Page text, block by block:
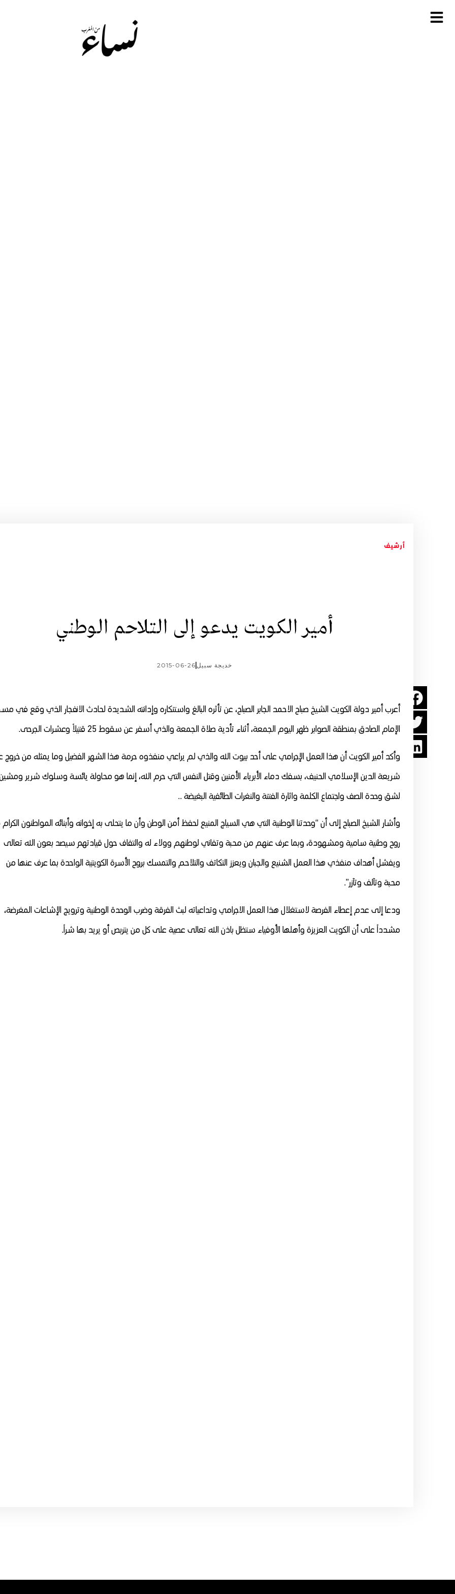
أرشيف
أمير الكويت يدعو إلى التلاحم الوطني
خديجة سبيل 2015-06-26
أعرب أمير دولة الكويت الشيخ صباح الاحمد الجابر الصباح، عن تأثره البالغ واستنكاره وإدانته الشديدة لحادث الانفجار الذي وقع في
الإمام الصادق بمنطقة الصوابر ظهر اليوم الجمعة، أثناء تأدية صلاة الجمعة والذي أسفر عن سقوط 25 قتيلاً وعشرات الجرحى.
وأكد أمير الكويت أن هذا العمل الإجرامي على أحد بيوت الله والذي لم يراعي منفذوه حرمة هذا الشهر الفضيل وما يمثله من خروج
شريعة الدين الإسلامي الحنيف، بسفك دماء الأبرياء الأمنين وقتل النفس التي حرم الله، إنما هو محاولة يائسة وسلوك شرير
لشق وحدة الصف واجتماع الكلمة واثارة الفتنة والنغرات الطائفية البغيضة ..
وأشار الشيخ الصباح إلى أن “وحدتنا الوطنية التي هي السياج المنيع لحفظ أمن الوطن وأن ما يتحلى به إخوانه وأبنائه المواطنون
روح وطنية سامية ومشهودة، وبما عرف عنهم من محبة وتفاني لوطنهم وولاء له والتفاف حول قيادتهم سيصد بعون الله تعالى
ويفشل أهداف منفذي هذا العمل الشنيع والجبان ويعزز التكاتف والتلاحم والتمسك بروح الأسرة الكويتية الواحدة بما عرف عنها من
محبة وتآلف وتآزر”.
ودعا إلى عدم إعطاء الفرصة لاستغلال هذا العمل الاجرامي وتداعياته لبث الفرقة وضرب الوحدة الوطنية وترويج الإشاعات المغرضة،
مشدداً على أن الكويت العزيزة وأهلها الأوفياء ستظل باذن الله تعالى عصية على كل من يتربص أو يريد بها شراً.